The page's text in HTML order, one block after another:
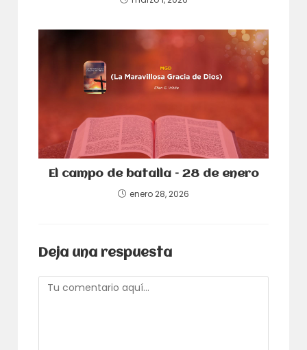
El campo de batalla – 28 de enero
enero 28, 2026
Deja una respuesta
Comentario